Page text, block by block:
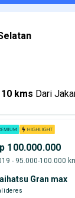
10 kms Dari
100.000.000
- 95.000-100.000
Gran max